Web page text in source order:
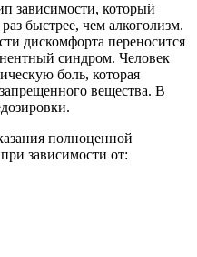
зависимости, который
быстрее, чем алкоголизм.
дискомфорта переносится
синдром. Человек
боль, которая
вещества. В
полноценной
зависимости от: